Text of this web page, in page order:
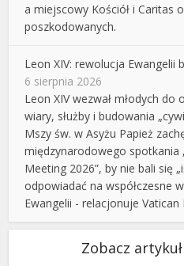
a miejscowy Kościół i Caritas
poszkodowanych.
Leon XIV: rewolucja Ewangelii
6 sierpnia 2026
Leon XIV wezwał młodych
wiary, służby i budowania
Mszy św. w Asyżu Papież
międzynarodowego spotkania
Meeting 2026”, by nie bali się
odpowiadać na współczesne
Ewangelii - relacjonuje Vatican
Zobacz